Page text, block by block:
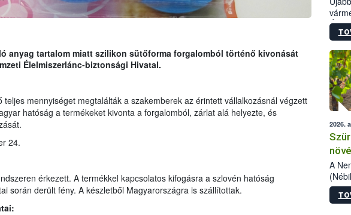
anyag tartalom miatt szilikon sütőforma forgalomból történő kivonását
Élelmiszerlánc-biztonsági Hivatal.
teljes mennyiséget megtalálták a szakemberek az érintett vállalkozásnál végzett
hatóság a termékeket kivonta a forgalomból, zárlat alá helyezte, és
24.
érkezett. A termékkel kapcsolatos kifogásra a szlovén hatóság
során derült fény. A készletből Magyarországra is szállítottak.
2026.
A